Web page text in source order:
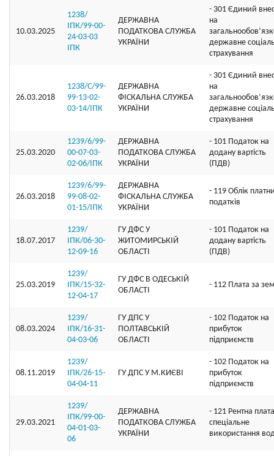
10.03.2025
1238/
ІПК/99-00-
24-03-03
ІПК
ДЕРЖАВНА
ПОДАТКОВА СЛУЖБА
УКРАЇНИ
- 301 Єдиний
на
державне
страхування
26.03.2018
1238/С/99-
99-13-02-
03-14/ІПК
ДЕРЖАВНА
ФІСКАЛЬНА СЛУЖБА
УКРАЇНИ
- 301 Єдиний
на
державне
страхування
25.03.2020
1239/6/99-
00-07-03-
02-06/ІПК
ДЕРЖАВНА
ПОДАТКОВА СЛУЖБА
УКРАЇНИ
- 101 Податок на
додану вартість
(ПДВ)
26.03.2018
1239/6/99-
99-08-02-
01-15/ІПК
ДЕРЖАВНА
ФІСКАЛЬНА СЛУЖБА
УКРАЇНИ
- 119 Облік
податків
18.07.2017
1239/
ІПК/06-30-
12-09-16
ГУ ДФС У
ЖИТОМИРСЬКIЙ
ОБЛАСТI
- 101 Податок на
додану вартість
(ПДВ)
25.03.2019
1239/
ІПК/15-32-
12-04-17
ГУ ДФС В ОДЕСЬКIЙ
ОБЛАСТI
- 112 Плата за
08.03.2024
1239/
ІПК/16-31-
04-03-06
ГУ ДПС У
ПОЛТАВСЬКІЙ
ОБЛАСТІ
- 102 Податок на
прибуток
підприємств
08.11.2019
1239/
ІПК/26-15-
04-04-11
ГУ ДПС У М.КИЄВІ
- 102 Податок на
прибуток
підприємств
29.03.2021
1239/
ІПК/99-00-
04-01-03-
06
ДЕРЖАВНА
ПОДАТКОВА СЛУЖБА
УКРАЇНИ
- 121 Рентна
спеціальне
використання